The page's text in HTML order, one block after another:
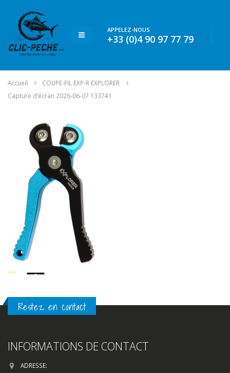
APPELEZ-NOUS
+33 (0)4 90 97 77 79
Accueil
COUPE-FIL EXP-R EXPLORER
Capture d’écran 2026-06-07 133741
Restez en contact
INFORMATIONS DE CONTACT
ADRESSE: